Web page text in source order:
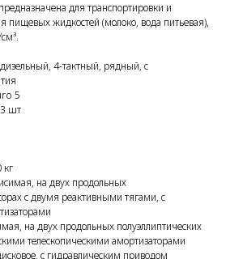
для транспортировки и
пищевых жидкостей (молоко, вода питьевая),
4-тактный, рядный, с
5
3 шт
кг
на двух продольных
с двумя реактивными тягами, с
на двух продольных полуэллиптических
телескопическими амортизаторами
с гидравлическим приводом